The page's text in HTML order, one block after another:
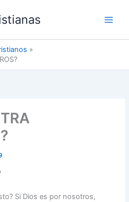
Si Dios es por nosotros,